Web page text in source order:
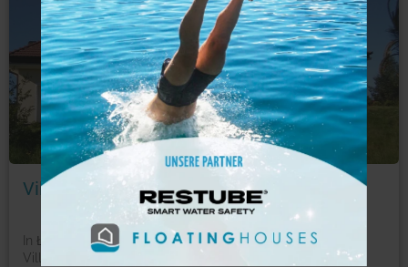
Ferienwohnung
Foto: © booking.com
Villa Wiktoria Stylowe Apartamenty
In Łagów, 25 km von Świebodzin entfernt, bietet Ihnen die
Villa Wiktoria Stylowe Apartamenty eine